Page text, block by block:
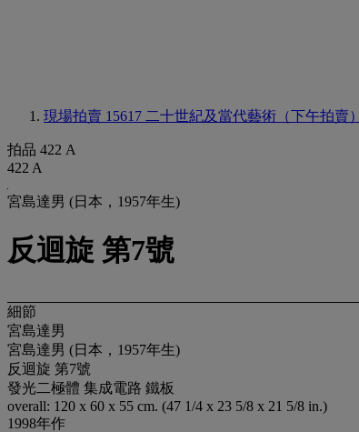
現場拍賣 15617 二十世紀及當代藝術（下午拍賣）
拍品 422 A
422 A
宮島達男 (日本，1957年生)
反迴旋 第7號
細節
宮島達男
宮島達男 (日本，1957年生)
反迴旋 第7號
發光二極體 集成電路 鐵板
overall: 120 x 60 x 55 cm. (47 1/4 x 23 5/8 x 21 5/8 in.)
1998年作